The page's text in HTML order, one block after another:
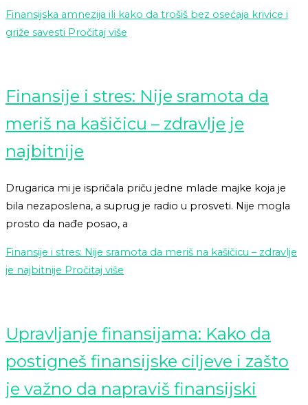
Finansijska amnezija ili kako da trošiš bez osećaja krivice i
griže savesti Pročitaj više
Finansije i stres: Nije sramota da
meriš na kašičicu – zdravlje je
najbitnije
Drugarica mi je ispričala priču jedne mlade majke koja je
bila nezaposlena, a suprug je radio u prosveti. Nije mogla
prosto da nađe posao, a
Finansije i stres: Nije sramota da meriš na kašičicu – zdravlje
je najbitnije Pročitaj više
Upravljanje finansijama: Kako da
postigneš finansijske ciljeve i zašto
je važno da napraviš finansijski